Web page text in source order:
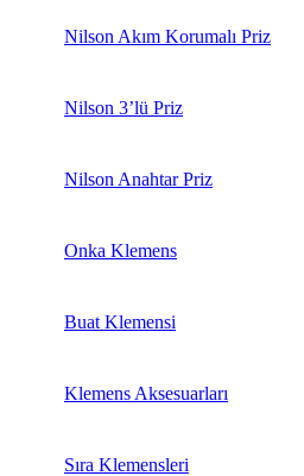
Nilson Akım Korumalı Priz
Nilson 3’lü Priz
Nilson Anahtar Priz
Onka Klemens
Buat Klemensi
Klemens Aksesuarları
Sıra Klemensleri